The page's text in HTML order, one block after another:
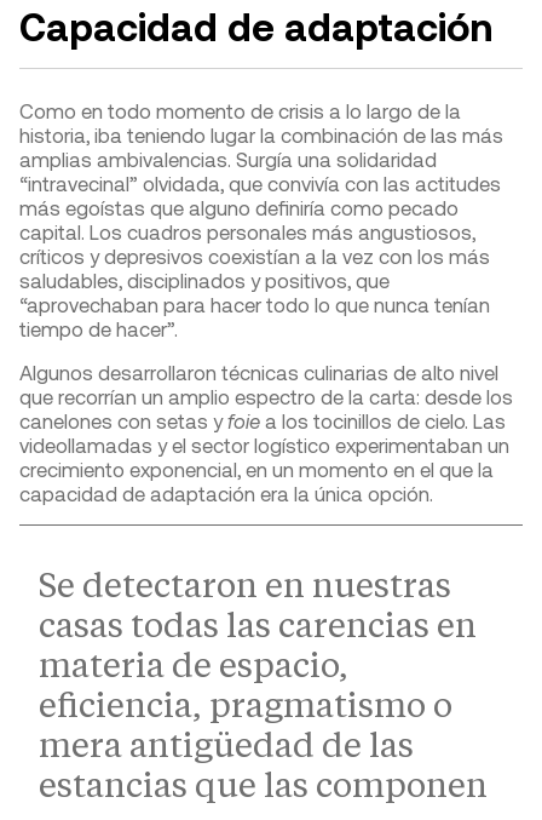
Capacidad de adaptación
Como en todo momento de crisis a lo largo de la
historia, iba teniendo lugar la combinación de las más
amplias ambivalencias. Surgía una solidaridad
“intravecinal” olvidada, que convivía con las actitudes
más egoístas que alguno definiría como pecado
capital. Los cuadros personales más angustiosos,
críticos y depresivos coexistían a la vez con los más
saludables, disciplinados y positivos, que
“aprovechaban para hacer todo lo que nunca tenían
tiempo de hacer”.
Algunos desarrollaron técnicas culinarias de alto nivel
que recorrían un amplio espectro de la carta: desde los
canelones con setas yfoie a los tocinillos de cielo. Las
videollamadas y el sector logístico experimentaban un
crecimiento exponencial, en un momento en el que la
capacidad de adaptación era la única opción.
Se detectaron en nuestras
casas todas las carencias en
materia de espacio,
eficiencia, pragmatismo o
mera antigüedad de las
estancias que las componen